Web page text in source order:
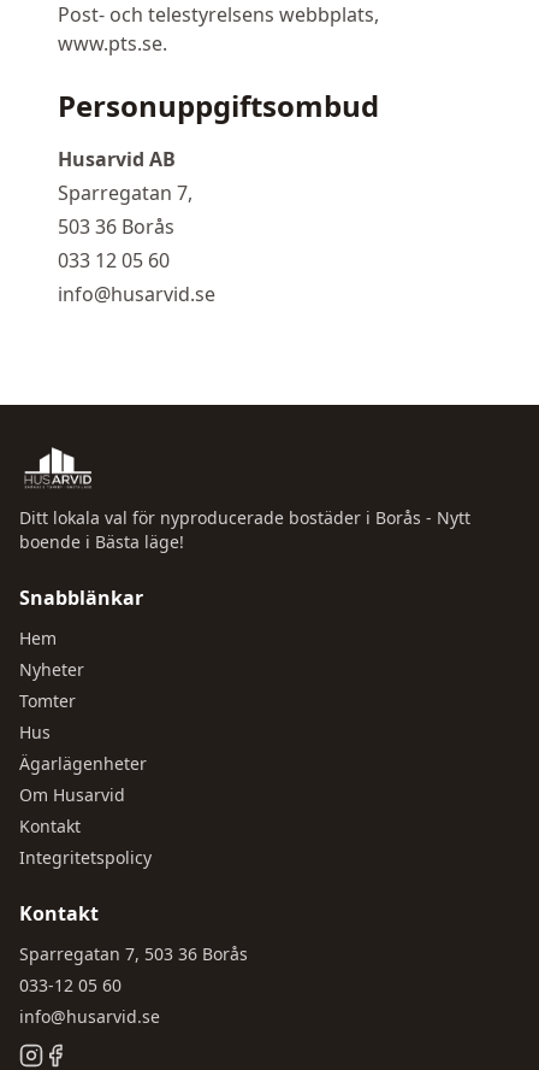
Post- och telestyrelsens webbplats,
www.pts.se.
Personuppgiftsombud
Husarvid AB
Sparregatan 7,
503 36 Borås
033 12 05 60
info@husarvid.se
Ditt lokala val för nyproducerade bostäder i Borås - Nytt
boende i Bästa läge!
Snabblänkar
Hem
Nyheter
Tomter
Hus
Ägarlägenheter
Om Husarvid
Kontakt
Integritetspolicy
Kontakt
Sparregatan 7, 503 36 Borås
033-12 05 60
info@husarvid.se